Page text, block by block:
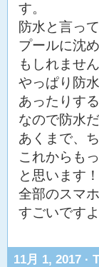
す。
防水と言っ
プールに沈
もしれません
やっぱり防
あったりす
なので防水
あくまで、
これからも
と思います！
全部のスマ
すごいですよ
11月 1, 2017 ·